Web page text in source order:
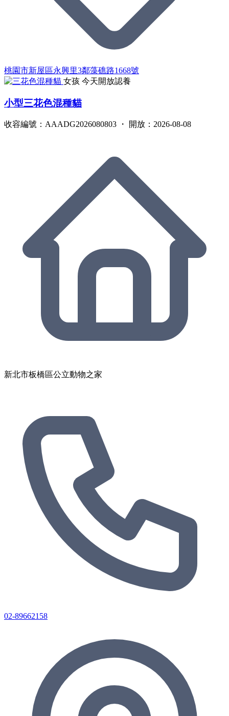
桃園市新屋區永興里3鄰藻礁路1668號
女孩 今天開放認養
小型三花色混種貓
收容編號：AAADG2026080803 ・ 開放：2026-08-08
新北市板橋區公立動物之家
02-89662158